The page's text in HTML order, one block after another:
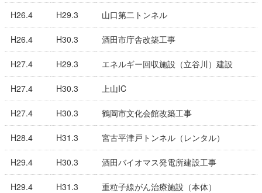
H26.4 H29.3 山口第二トンネル
H26.4 H30.3 酒田市庁舎改築工事
H27.4 H29.3 エネルギー回収施設（立谷川）建設
H27.4 H30.3 上山IC
H27.4 H30.3 鶴岡市文化会館改築工事
H28.4 H31.3 宮古平津戸トンネル（レンタル）
H29.4 H30.3 酒田バイオマス発電所建設工事
H29.4 H31.3 重粒子線がん治療施設（本体）